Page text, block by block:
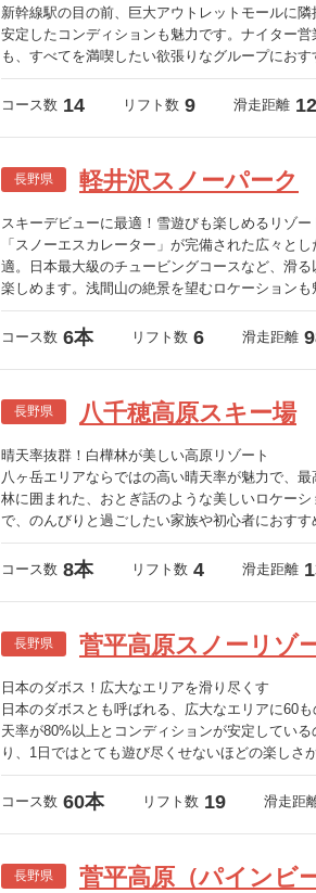
新幹線駅の目の前、巨大アウトレットモールに
安定したコンディションも魅力です。ナイター
も、すべてを満喫したい欲張りなグループにおす
コース数 14 リフト数 9 滑走距離
長野県 軽井沢スノーパーク
スキーデビューに最適！雪遊びも楽しめるリゾー
「スノーエスカレーター」が完備された広々と
適。日本最大級のチュービングコースなど、滑
楽しめます。浅間山の絶景を望むロケーションも
コース数 6本 リフト数 6 滑走距離
長野県 八千穂高原スキー場
晴天率抜群！白樺林が美しい高原リゾート
八ヶ岳エリアならではの高い晴天率が魅力で、
林に囲まれた、おとぎ話のような美しいロケー
で、のんびりと過ごしたい家族や初心者におすす
コース数 8本 リフト数 4 滑走距離
長野県 菅平高原スノーリゾ
日本のダボス！広大なエリアを滑り尽くす
日本のダボスとも呼ばれる、広大なエリアに60
天率が80%以上とコンディションが安定してい
り、1日ではとても遊び尽くせないほどの楽しさ
コース数 60本 リフト数 19 滑走距
長野県 菅平高原（パインビ